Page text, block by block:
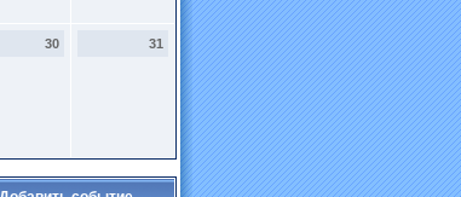
30 31